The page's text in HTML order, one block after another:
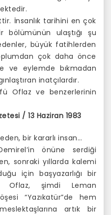
İnsanlık tarihini en çok
bölümünün ulaştığı şu
büyük fatihlerden
çok daha önce
ve eylemde bıkmadan
inatçılardır.
Oflaz ve benzerlerinin
/ 13 Haziran 1983
bir kararlı insan…
önüne serdiği
sonraki yıllarda kalemi
için başyazarlığı bir
Oflaz, şimdi Leman
“Yazıkatür”de hem
artık bir